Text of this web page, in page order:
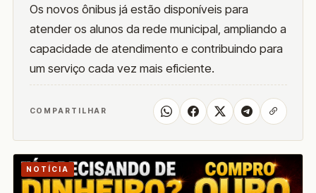
Os novos ônibus já estão disponíveis para
atender os alunos da rede municipal, ampliando a
capacidade de atendimento e contribuindo para
um serviço cada vez mais eficiente.
COMPARTILHAR
NOTÍCIA